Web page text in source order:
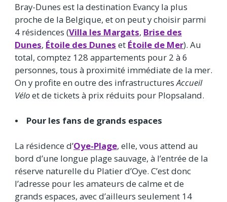
Bray-Dunes est la destination Evancy la plus
proche de la Belgique, et on peut y choisir parmi
4 résidences (Villa les Margats, Brise des
Dunes, Étoile des Dunes et Étoile de Mer). Au
total, comptez 128 appartements pour 2 à 6
personnes, tous à proximité immédiate de la mer.
On y profite en outre des infrastructuresAccueil
Véloet de tickets à prix réduits pour Plopsaland.
• Pour les fans de grands espaces
La résidence d’Oye-Plage, elle, vous attend au
bord d’une longue plage sauvage, à l’entrée de la
réserve naturelle du Platier d’Oye. C’est donc
l’adresse pour les amateurs de calme et de
grands espaces, avec d’ailleurs seulement 14